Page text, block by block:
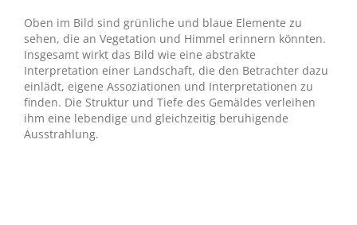
Oben im Bild sind grünliche und blaue Elemente zu
sehen, die an Vegetation und Himmel erinnern könnten.
Insgesamt wirkt das Bild wie eine abstrakte
Interpretation einer Landschaft, die den Betrachter dazu
einlädt, eigene Assoziationen und Interpretationen zu
finden. Die Struktur und Tiefe des Gemäldes verleihen
ihm eine lebendige und gleichzeitig beruhigende
Ausstrahlung.